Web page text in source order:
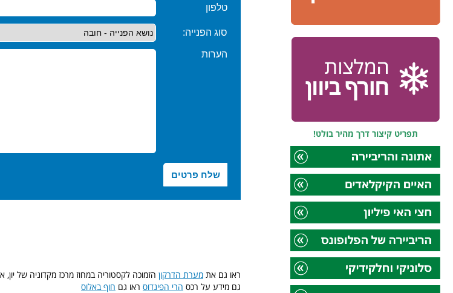
תפריט קיצור דרך מהיר בולט!
ראו גם את מערת הדרקון הזמוכה לקסטוריה במחוז מרכז מקדוניה של
גם מידע על רכס הרי הפינדוס ראו גם חוף באלוס